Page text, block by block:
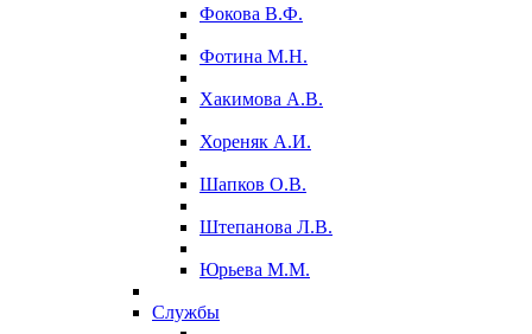
Фокова В.Ф.
Фотина М.Н.
Хакимова А.В.
Хореняк А.И.
Шапков О.В.
Штепанова Л.В.
Юрьева М.М.
Службы